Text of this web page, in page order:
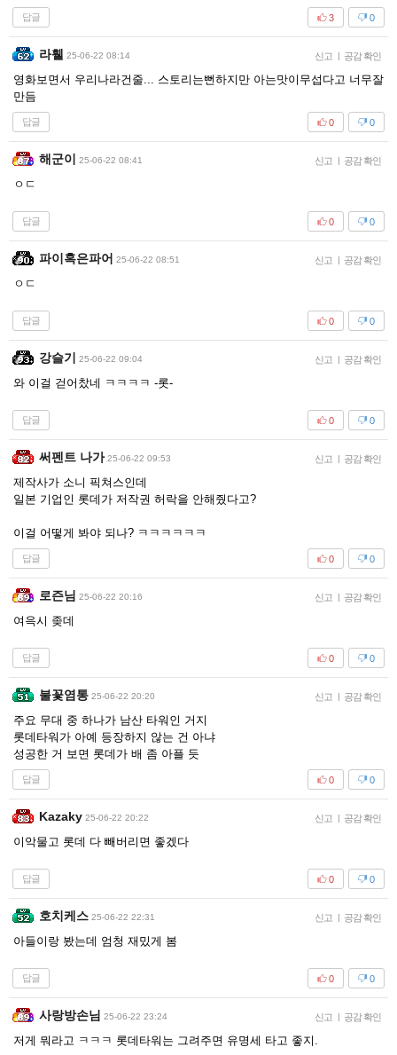
답글 0
3
라휄 25-06-22 08:14 신고 공감 확인
영화보면서 우리나라건줄... 스토리는뻔하지만 아는맛이무섭다고 너무잘
만듬
답글 0
0
해군이 25-06-22 08:41 신고 공감 확인
ㅇㄷ
답글 0
0
파이혹은파어 25-06-22 08:51 신고 공감 확인
ㅇㄷ
답글 0
0
강슬기 25-06-22 09:04 신고 공감 확인
와 이걸 걷어찼네 ㅋㅋㅋㅋ -롯-
답글 0
0
써펜트 나가 25-06-22 09:53 신고 공감 확인
제작사가 소니 픽쳐스인데
일본 기업인 롯데가 저작권 허락을 안해줬다고?
이걸 어떻게 봐야 되나? ㅋㅋㅋㅋㅋㅋ
답글 0
0
로즌님 25-06-22 20:16 신고 공감 확인
여윽시 좆데
답글 0
0
불꽃염통 25-06-22 20:20 신고 공감 확인
주요 무대 중 하나가 남산 타워인 거지
롯데타워가 아예 등장하지 않는 건 아냐
성공한 거 보면 롯데가 배 좀 아플 듯
답글 0
0
Kazaky 25-06-22 20:22 신고 공감 확인
이악물고 롯데 다 빼버리면 좋겠다
답글 0
0
호치케스 25-06-22 22:31 신고 공감 확인
아들이랑 봤는데 엄청 재밌게 봄
답글 0
0
사랑방손님 25-06-22 23:24 신고 공감 확인
저게 뭐라고 ㅋㅋㅋ 롯데타워는 그려주면 유명세 타고 좋지.